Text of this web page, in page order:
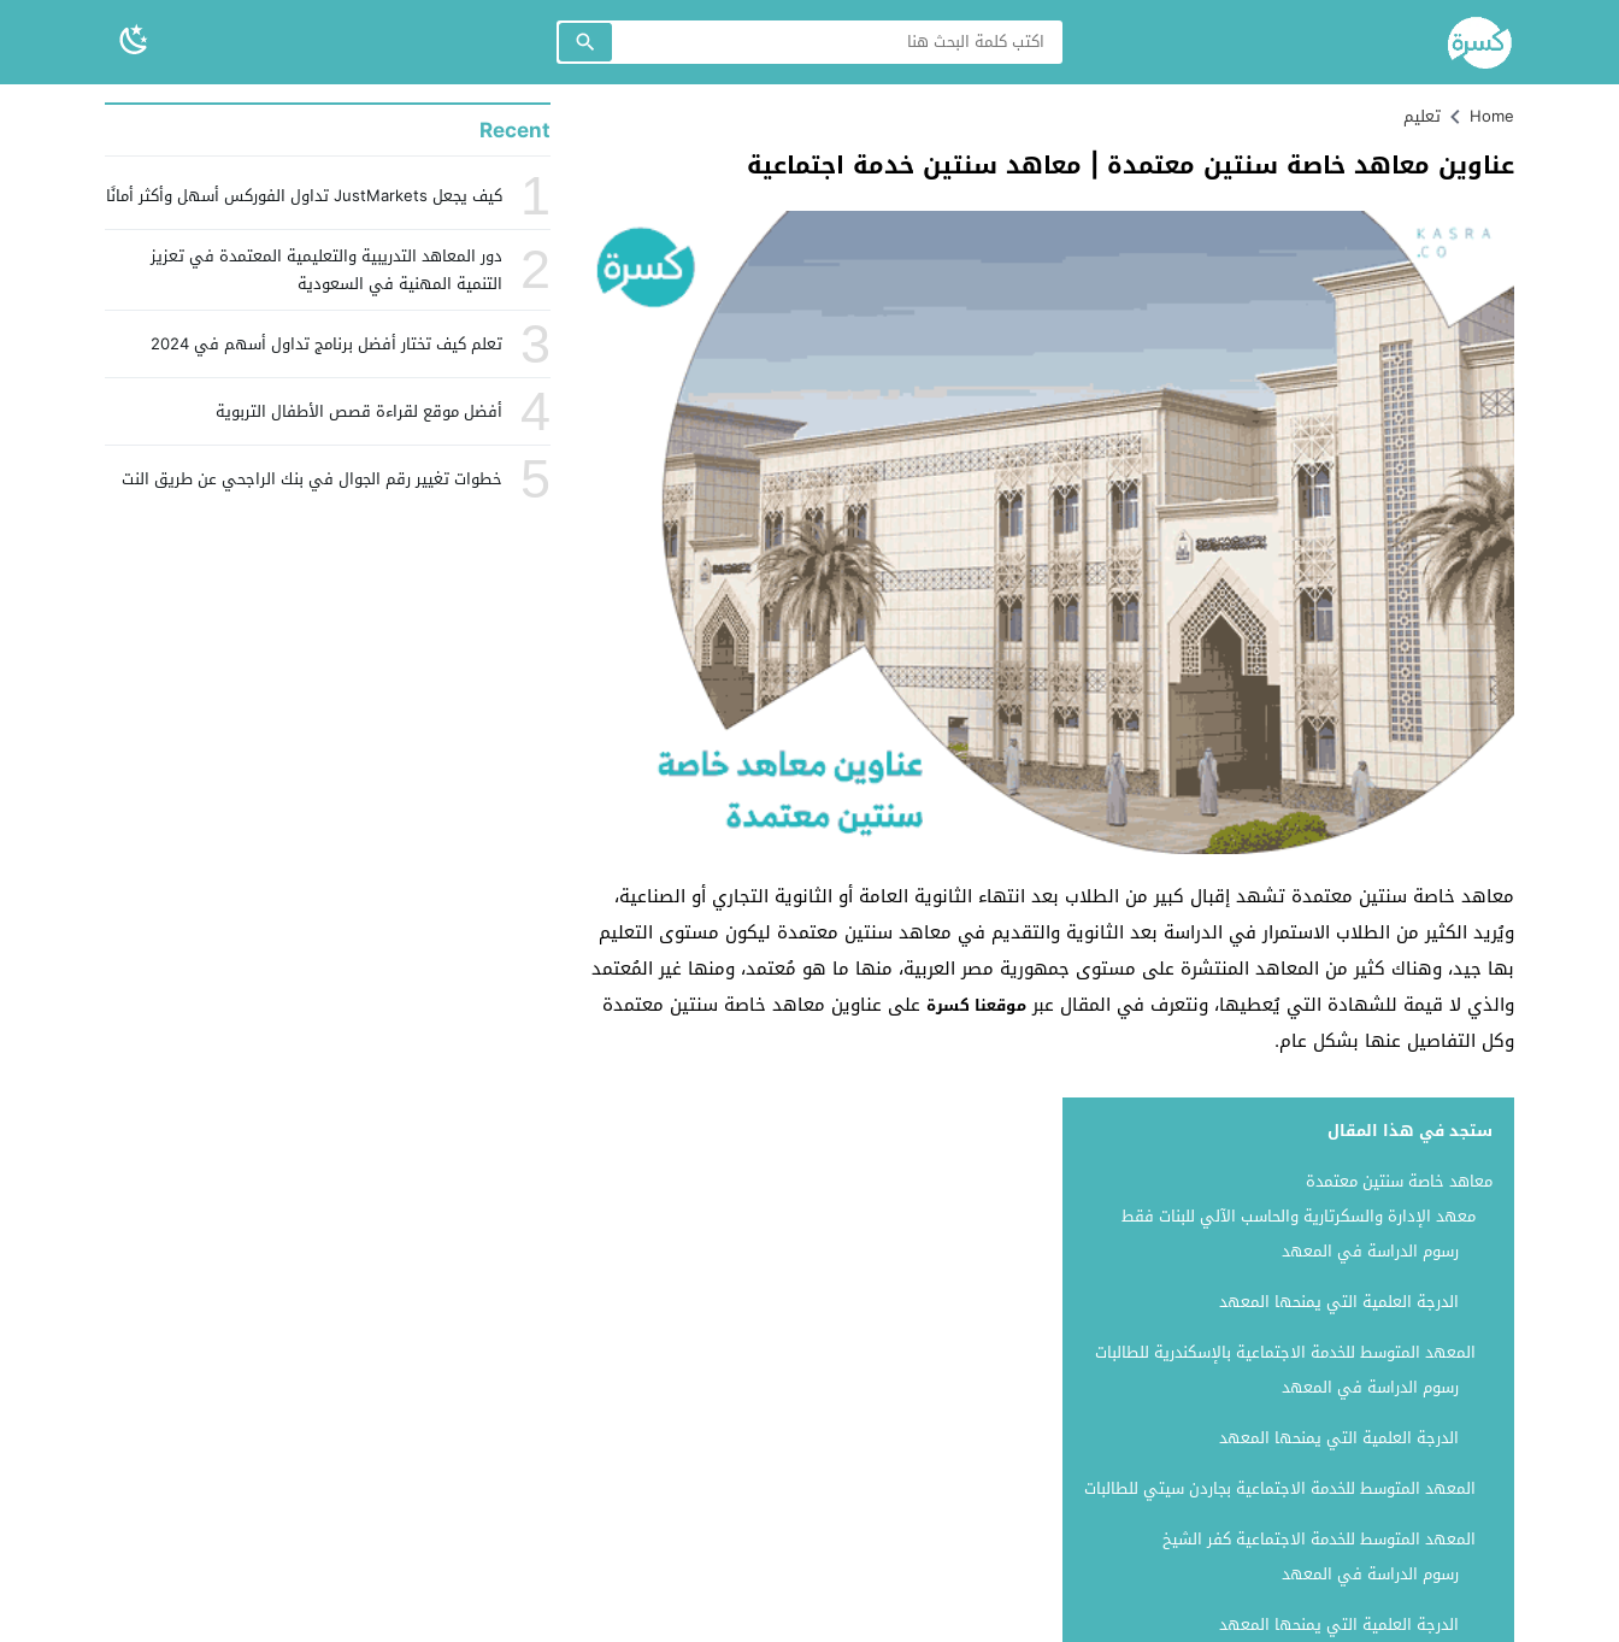
Home تعليم
عناوين معاهد خاصة سنتين معتمدة | معاهد سنتين خدمة اجتماعية
معاهد خاصة سنتين معتمدة تشهد إقبال كبير من الطلاب بعد انتهاء الثانوية العامة أو الثانوية التجاري أو الصناعية،
ويُريد الكثير من الطلاب الاستمرار في الدراسة بعد الثانوية والتقديم في معاهد سنتين معتمدة ليكون مستوى التعليم
بها جيد، وهناك كثير من المعاهد المنتشرة على مستوى جمهورية مصر العربية، منها ما هو مُعتمد، ومنها غير المُعتمد
والذي لا قيمة للشهادة التي يُعطيها، ونتعرف في المقال عبرموقعنا كسرة على عناوين معاهد خاصة سنتين معتمدة
وكل التفاصيل عنها بشكل عام.
ستجد في هذا المقال
معاهد خاصة سنتين معتمدة
معهد الإدارة والسكرتارية والحاسب الآلي للبنات فقط
رسوم الدراسة في المعهد
الدرجة العلمية التي يمنحها المعهد
المعهد المتوسط للخدمة الاجتماعية بالإسكندرية للطالبات
رسوم الدراسة في المعهد
الدرجة العلمية التي يمنحها المعهد
المعهد المتوسط للخدمة الاجتماعية بجاردن سيتي للطالبات
المعهد المتوسط للخدمة الاجتماعية كفر الشيخ
رسوم الدراسة في المعهد
الدرجة العلمية التي يمنحها المعهد
Recent
1 كيف يجعل JustMarkets تداول الفوركس أسهل وأكثر أمانًا
2
دور المعاهد التدريبية والتعليمية المعتمدة في تعزيز
التنمية المهنية في السعودية
3 تعلم كيف تختار أفضل برنامج تداول أسهم في 2024
4 أفضل موقع لقراءة قصص الأطفال التربوية
5 خطوات تغيير رقم الجوال في بنك الراجحي عن طريق النت